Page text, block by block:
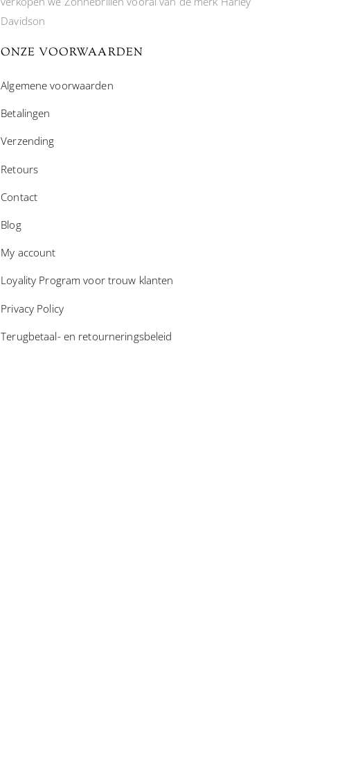
Davidson
ONZE VOORWAARDEN
Algemene voorwaarden
Betalingen
Verzending
Retours
Contact
Blog
My account
Loyality Program voor trouw klanten
Privacy Policy
Terugbetaal- en retourneringsbeleid